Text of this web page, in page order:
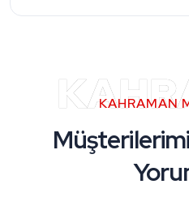
KAHRAMAN